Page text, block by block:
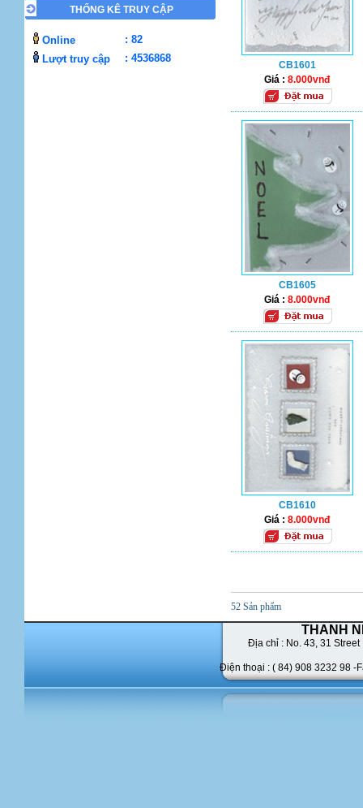
Nguồn gốc ngày Lễ Giáng Sinh
Nguồn gốc ngày Quốc tế phụ nữ 8/3
Nguồn gốc Ngày của Mẹ
THỐNG KÊ TRUY CẬP
Online
: 82
Lượt truy cập
: 4536868
CB1601
Giá :8.000vnđ
CB1605
Giá :8.000vnđ
CB1610
Giá :8.000vnđ
52 Sản phẩm
THANH
Địa chỉ : No. 43, 31 Street
Điện thoại : ( 84) 908 3232 98 -